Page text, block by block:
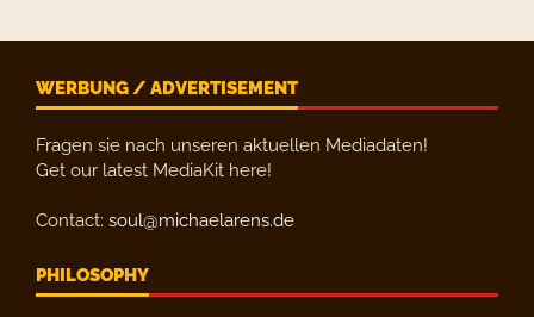
WERBUNG / ADVERTISEMENT
Fragen sie nach unseren aktuellen Mediadaten!
Get our latest MediaKit here!
Contact: soul@michaelarens.de
PHILOSOPHY